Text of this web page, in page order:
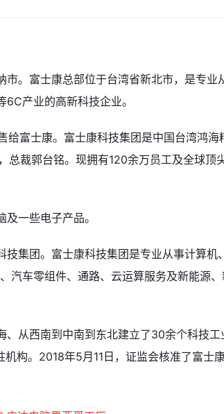
。富士康总部位于台湾省新北市，是专业
产业的高新科技企业。
给富士康。富士康科技集团是中国台湾鸿海
总裁郭台铭。现拥有120余万员工及全球顶
一些电子产品。
集团。富士康科技集团是专业从事计算机
汽车零组件、通路、云运算服务及新能源
、从西南到中南到东北建立了30余个科技工
构。2018年5月11日，证监会核准了富士